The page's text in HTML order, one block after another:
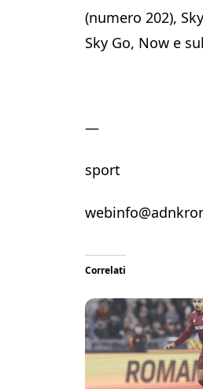
(numero 202),
Sky Go, Now e
—
sport
Correlati